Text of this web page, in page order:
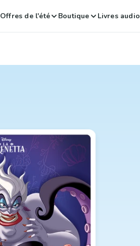
Offres de l'été Boutique Livres audio